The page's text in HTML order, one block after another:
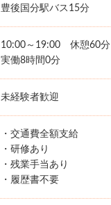
豊後国分駅バス15分
10:00～19:00 休憩60分
実働8時間0分
未経験者歓迎
・交通費全額支給
・研修あり
・残業手当あり
・履歴書不要